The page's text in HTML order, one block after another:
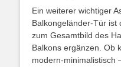
Ein weiterer wichtiger
Balkongeländer-Tür ist
zum Gesamtbild des
Balkons ergänzen. Ob
modern-minimalistisch